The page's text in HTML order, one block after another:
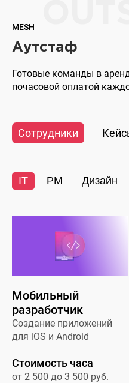
MESH
Аутстаф
Готовые команды в
почасовой оплатой
Сотрудники
IT PM Дизайн
Мобильный
разработчик
Создание приложений
для iOS и Android
Стоимость часа
от 2 500 до 3 500 руб.